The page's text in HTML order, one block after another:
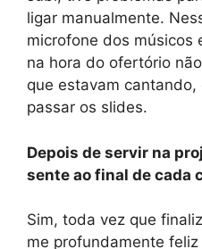
ligar manualmente.
microfone dos músicos
na hora do ofertório
que estavam
passar os slides.
Depois de servir na
sente ao final de cada
Sim, toda vez que
me profundamente